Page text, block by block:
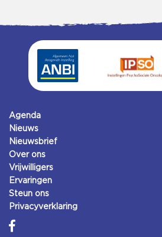
Agenda
Nieuws
Nieuwsbrief
Over ons
Vrijwilligers
Ervaringen
Steun ons
Privacyverklaring